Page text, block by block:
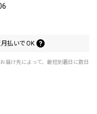
払いでOK
け先によって、最短到着日に数日